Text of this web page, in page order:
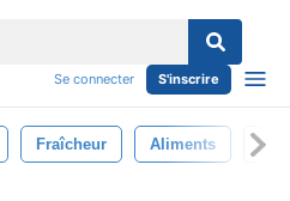
Se connecter S'inscrire
Fraîcheur Aliments